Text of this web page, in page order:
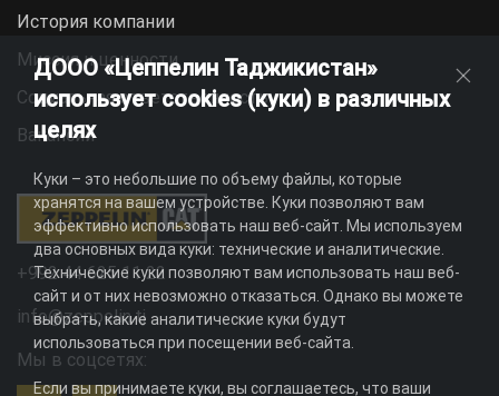
История компании
Миссия и ценности
Социальная ответственность
Вакансии
+992 44 625 11 22
info@zeppelin.tj
Мы в соцсетях:
ДООО «Цеппелин Таджикистан»
использует cookies (куки) в различных
целях
Куки – это небольшие по объему файлы, которые
хранятся на вашем устройстве. Куки позволяют вам
эффективно использовать наш веб-сайт. Мы используем
два основных вида куки: технические и аналитические.
Технические куки позволяют вам использовать наш веб-
сайт и от них невозможно отказаться. Однако вы можете
выбрать, какие аналитические куки будут
использоваться при посещении веб-сайта.
Если вы принимаете куки, вы соглашаетесь, что ваши